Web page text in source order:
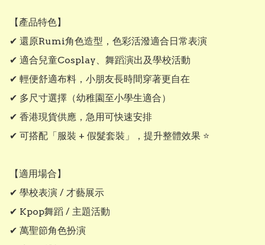
【產品特色】
✔ 還原Rumi角色造型，色彩活潑適合日常表演
✔ 適合兒童Cosplay、舞蹈演出及學校活動
✔ 輕便舒適布料，小朋友長時間穿著更自在
✔ 多尺寸選擇（幼稚園至小學生適合）
✔ 香港現貨供應，急用可快速安排
✔ 可搭配「服裝 + 假髮套裝」，提升整體效果 ⭐
【適用場合】
✔ 學校表演 / 才藝展示
✔ Kpop舞蹈 / 主題活動
✔ 萬聖節角色扮演